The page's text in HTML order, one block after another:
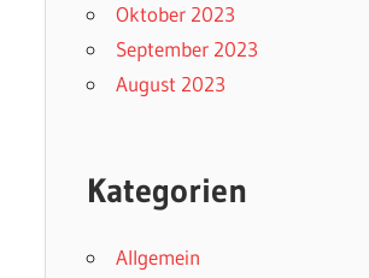
Oktober 2023
September 2023
August 2023
Kategorien
Allgemein